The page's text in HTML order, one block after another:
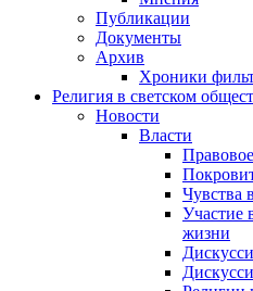
Публикации
Документы
Архив
Хроники
Религия в светском
Новости
Власти
Чувства
Участие
жизни